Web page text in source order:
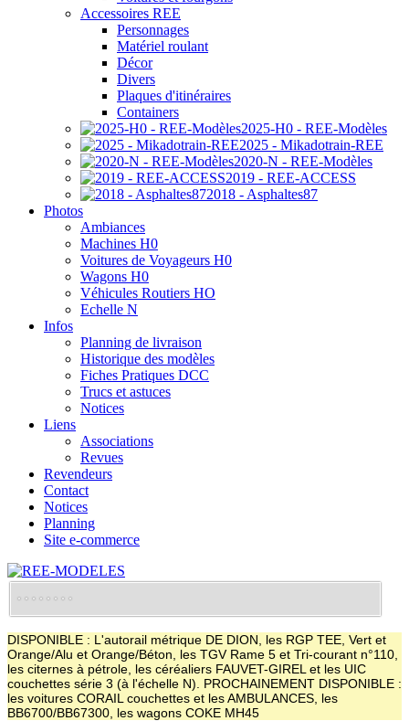
Accessoires REE
Personnages
Matériel roulant
Décor
Divers
Plaques d'itinéraires
Containers
2025-H0 - REE-Modèles
2025 - Mikadotrain-REE
2020-N - REE-Modèles
2019 - REE-ACCESS
2018 - Asphaltes87
Photos
Ambiances
Machines H0
Voitures de Voyageurs H0
Wagons H0
Véhicules Routiers HO
Echelle N
Infos
Planning de livraison
Historique des modèles
Fiches Pratiques DCC
Trucs et astuces
Notices
Liens
Associations
Revues
Revendeurs
Contact
Notices
Planning
Site e-commerce
DISPONIBLE : L'autorail métrique DE DION, les RGP TEE, Vert et
Orange/Alu et Orange/Béton, les TGV Rame 5 et Tri-courant n°110,
les citernes à pétrole, les céréaliers FAUVET-GIREL et les UIC
couchettes série 3 (à l'échelle N). PROCHAINEMENT DISPONIBLE :
les voitures CORAIL couchettes et les AMBULANCES, les
BB6700/BB67300, les wagons COKE MH45